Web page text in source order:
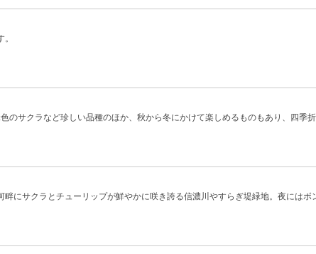
のサクラなど珍しい品種のほか、秋から冬にかけて楽しめるものもあり、四季
にサクラとチューリップが鮮やかに咲き誇る信濃川やすらぎ堤緑地。夜にはボ